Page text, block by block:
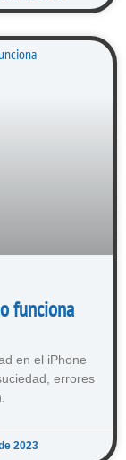
funciona
en el iPhone
errores
2023